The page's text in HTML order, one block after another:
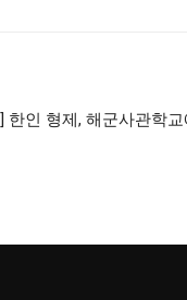
한인 형제, 해군사관학